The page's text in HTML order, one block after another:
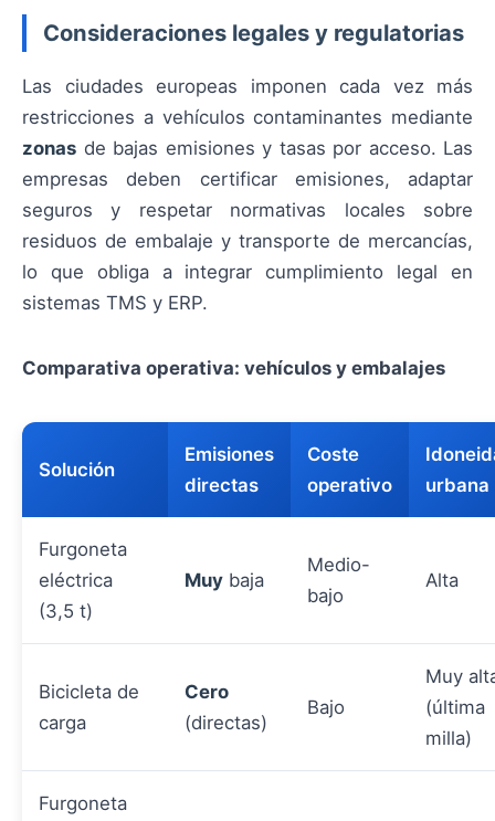
Consideraciones legales y regulatorias
Las ciudades europeas imponen cada vez más
restricciones a vehículos contaminantes mediante
zonas de bajas emisiones y tasas por acceso. Las
empresas deben certificar emisiones, adaptar
seguros y respetar normativas locales sobre
residuos de embalaje y transporte de mercancías,
lo que obliga a integrar cumplimiento legal en
sistemas TMS y ERP.
Comparativa operativa: vehículos y embalajes
Solución
Emisiones
directas
Coste
operativo
urbana
Furgoneta
eléctrica
(3,5 t)
Muy baja
Medio-
bajo
Alta
Bicicleta de
carga
Cero
(directas)
Bajo
Muy
(última
milla)
Furgoneta